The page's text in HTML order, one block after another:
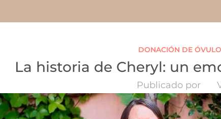
DONACIÓN DE
La historia de Cheryl: un
Publicado por